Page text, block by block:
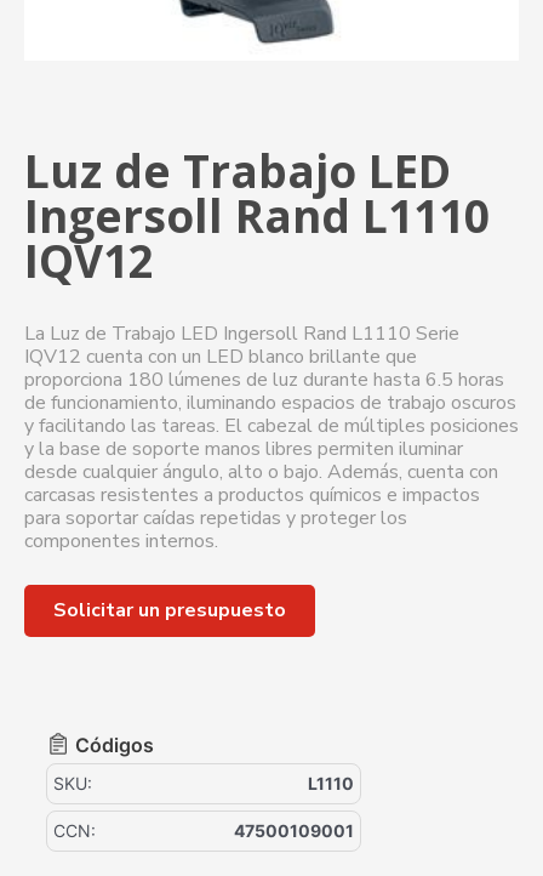
Luz de Trabajo LED
Ingersoll Rand L1110
IQV12
La Luz de Trabajo LED Ingersoll Rand L1110 Serie
IQV12 cuenta con un LED blanco brillante que
proporciona 180 lúmenes de luz durante hasta 6.5 horas
de funcionamiento, iluminando espacios de trabajo oscuros
y facilitando las tareas. El cabezal de múltiples posiciones
y la base de soporte manos libres permiten iluminar
desde cualquier ángulo, alto o bajo. Además, cuenta con
carcasas resistentes a productos químicos e impactos
para soportar caídas repetidas y proteger los
componentes internos.
Solicitar un presupuesto
Códigos
SKU: L1110
CCN: 47500109001